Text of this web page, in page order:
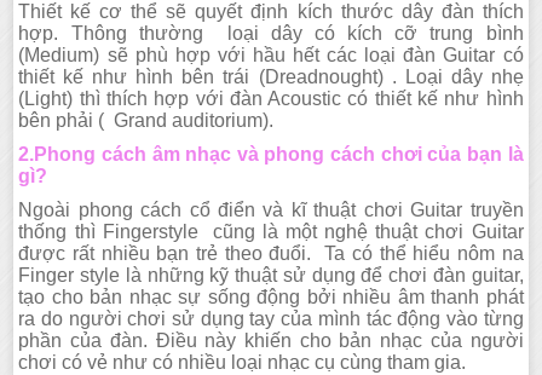
Thiết kế cơ thể sẽ quyết định kích thước dây đàn thích
hợp. Thông thường loại dây có kích cỡ trung bình
(Medium) sẽ phù hợp với hầu hết các loại đàn Guitar có
thiết kế như hình bên trái (Dreadnought) . Loại dây nhẹ
(Light) thì thích hợp với đàn Acoustic có thiết kế như hình
bên phải ( Grand auditorium).
2.Phong cách âm nhạc và phong cách chơi của bạn là
gì?
Ngoài phong cách cổ điển và kĩ thuật chơi Guitar truyền
thống thì Fingerstyle cũng là một nghệ thuật chơi Guitar
được rất nhiều bạn trẻ theo đuổi. Ta có thể hiểu nôm na
Finger style là những kỹ thuật sử dụng để chơi đàn guitar,
tạo cho bản nhạc sự sống động bởi nhiều âm thanh phát
ra do người chơi sử dụng tay của mình tác động vào từng
phần của đàn. Điều này khiến cho bản nhạc của người
chơi có vẻ như có nhiều loại nhạc cụ cùng tham gia.